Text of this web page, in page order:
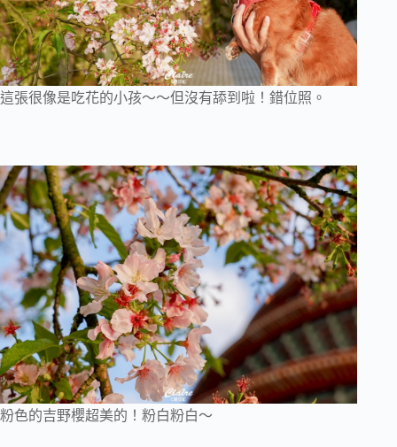
這張很像是吃花的小孩～～但沒有舔到啦！錯位照。
粉色的吉野櫻超美的！粉白粉白～